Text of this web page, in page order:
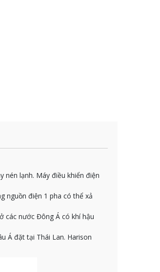
nén lạnh. Máy điều khiển điện
nguồn điện 1 pha có thể xả
các nước Đông Á có khí hậu
Á đặt tại Thái Lan. Harison